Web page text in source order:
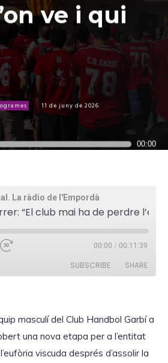
ve i qui
11 de juny de 2026
00:00
La ràdio de l'Empordà
00:00 / 00:11:39
SUBSCRIBE SHARE
masculí del Club Handbol Garbí a
una nova etapa per a l’entitat
viscuda després d’assolir la